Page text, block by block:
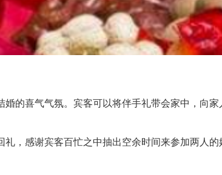
喜气气氛。宾客可以将伴手礼带会家中，向家
感谢宾客百忙之中抽出空余时间来参加两人的